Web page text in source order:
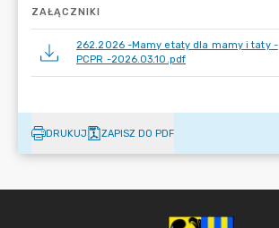
ZAŁĄCZNIKI
262.2026 -Mamy etaty dla mamy i taty -
PCPR -2026.03.10.pdf
DRUKUJ ZAPISZ DO PDF